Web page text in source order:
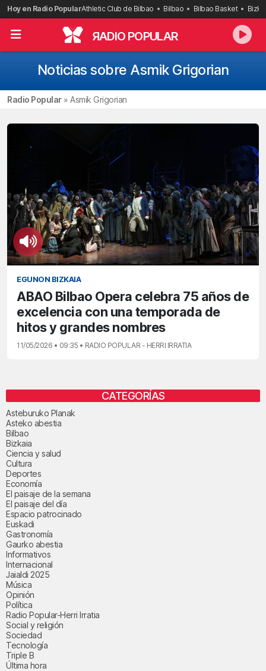
Saltar
al
contenido
Hoy en Radio PopularAthletic Club de Bilbao Bilbao Bilbao Basket
RADIO POPULAR
Noticias sobre Asmik Grigorian
Radio Popular» Asmik Grigorian
EGUNON BIZKAIA
ABAO Bilbao Opera celebra 75 años de
excelencia con una temporada de
hitos y grandes nombres
11/05/2026 • 09:35 • RADIO POPULAR - HERRI IRRATIA
CATEGORÍAS
Asteburuko Planak
Asteko abestia
Bilbao
Bizkaia
Ciencia y salud
Cultura
Deportes
Economía
El paisaje de la semana
El paisaje del día
Espacio patrocinado
Euskadi
Gastronomía
Gaurko abestia
Informativos
Internacional
Jaialdi 2025
Música
Opinión
Política
Radio Popular-Herri Irratia
Social y religión
Sociedad
Tecnología
Triple B
Última hora